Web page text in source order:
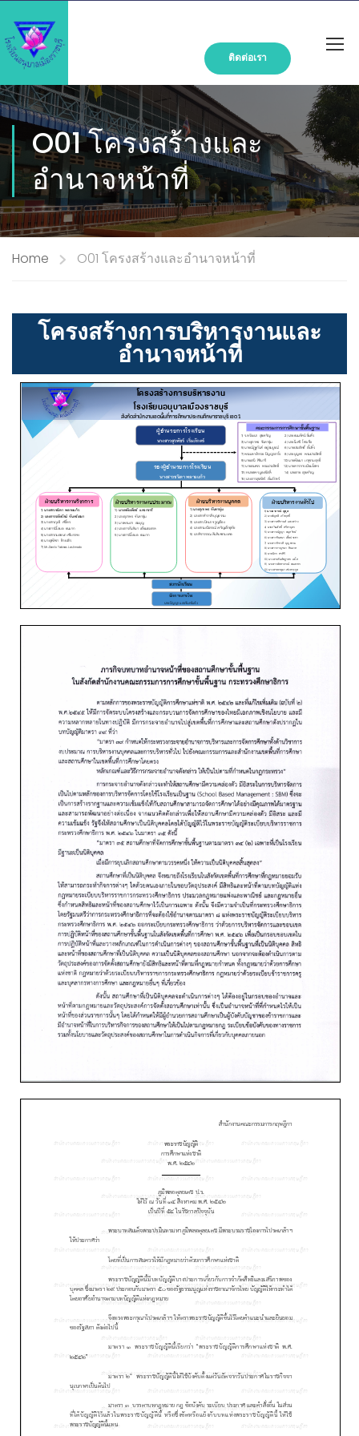
ติดต่อเรา
O01 โครงสร้างและ
อำนาจหน้าที่
Home O01 โครงสร้างและอำนาจหน้าที่
โครงสร้างการบริหารงานและ
อำนาจหน้าที่